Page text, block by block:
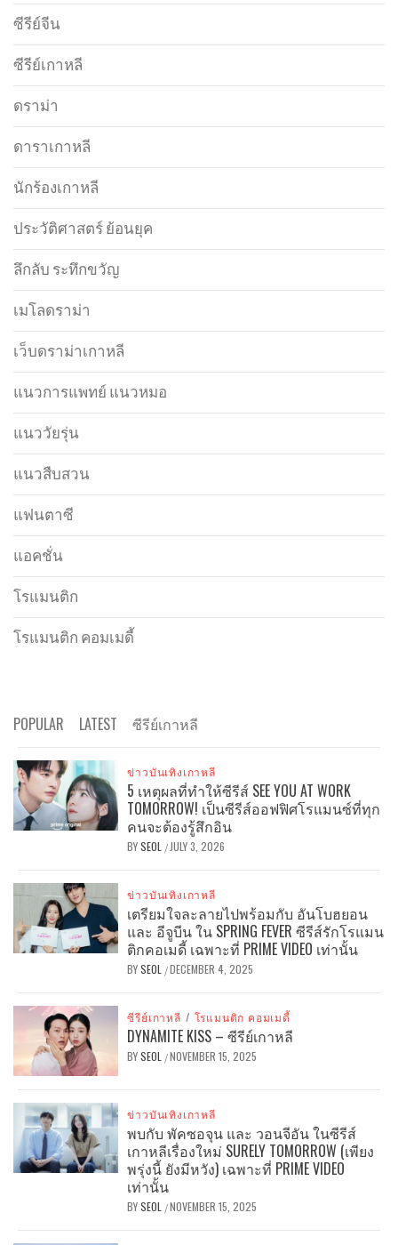
ซีรีย์จีน
ซีรีย์เกาหลี
ดราม่า
ดาราเกาหลี
นักร้องเกาหลี
ประวัติศาสตร์ ย้อนยุค
ลึกลับ ระทึกขวัญ
เมโลดราม่า
เว็บดราม่าเกาหลี
แนวการแพทย์ แนวหมอ
แนววัยรุ่น
แนวสืบสวน
แฟนตาซี
แอคชั่น
โรแมนติก
โรแมนติก คอมเมดี้
POPULAR LATEST ซีรีย์เกาหลี
ข่าวบันเทิงเกาหลี
5 เหตุผลที่ทำให้ซีรีส์ SEE YOU AT WORK
TOMORROW! เป็นซีรีส์ออฟฟิศโรแมนซ์ที่ทุก
คนจะต้องรู้สึกอิน
BYSEOL / JULY 3, 2026
ข่าวบันเทิงเกาหลี
เตรียมใจละลายไปพร้อมกับ อันโบฮยอน
และ อีจูบีน ใน SPRING FEVER ซีรีส์รักโรแมน
ติกคอเมดี้ เฉพาะที่ PRIME VIDEO เท่านั้น
BYSEOL /DECEMBER 4, 2025
ซีรีย์เกาหลี / โรแมนติก คอมเมดี้
DYNAMITE KISS – ซีรีย์เกาหลี
BYSEOL /NOVEMBER 15, 2025
ข่าวบันเทิงเกาหลี
พบกับ พัคซอจุน และ วอนจีอัน ในซีรีส์
เกาหลีเรื่องใหม่ SURELY TOMORROW (เพียง
พรุ่งนี้ ยังมีหวัง) เฉพาะที่ PRIME VIDEO
เท่านั้น
BYSEOL /NOVEMBER 15, 2025